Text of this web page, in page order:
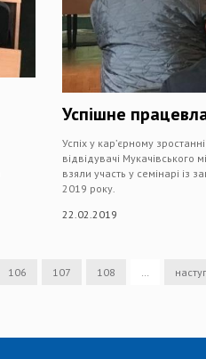
Успішне
Успіх у кар’єрному
відвідувачі Мукачівського
взяли участь у семінарі із
2019 року.
22.02.2019
106 107 108